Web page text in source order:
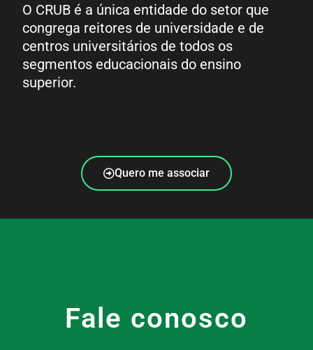
O CRUB é a única entidade do setor que
congrega reitores de universidade e de
centros universitários de todos os
segmentos educacionais do ensino
superior.
Quero me associar
Fale conosco